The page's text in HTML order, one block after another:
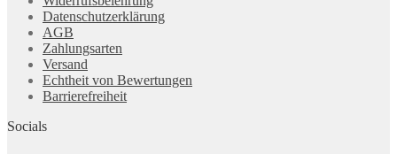
Datenschutzerklärung
AGB
Zahlungsarten
Versand
Echtheit von Bewertungen
Barrierefreiheit
Socials